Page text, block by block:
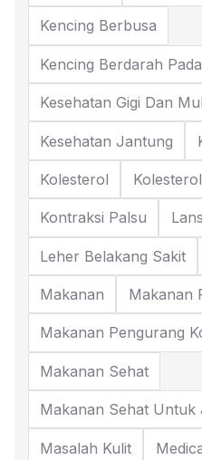
Kencing Berbusa
Kencing Berdarah
Kesehatan Gigi Dan
Kesehatan Jantung
Kolesterol
Kontraksi Palsu
Leher Belakang Sakit
Makanan Makanan
Makanan Pengurang
Makanan Sehat
Makanan Sehat Untuk
Masalah Kulit